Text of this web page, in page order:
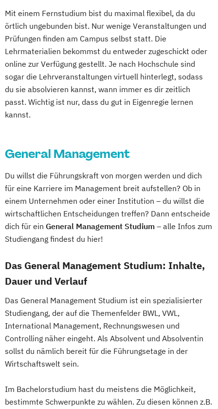
Business Administration (DE/EN)
Digital Business (DE/EN)
Digitale Betriebswirtschaftslehre
Entrepreneurship (DE/EN)
Finance
Accounting und Taxation (DE/EN)
General Management
IT-Betriebswirt/in
IT-Management
Immobilien­wirtschaft
Projektmanagement (DE/EN)
Public Management Ökonom/in
Mit einem Fernstudium bist du maximal flexibel, da du
örtlich ungebunden bist. Nur wenige Veranstaltungen und
Prüfungen finden am Campus selbst statt. Die
Lehrmaterialien bekommst du entweder zugeschickt oder
online zur Verfügung gestellt. Je nach Hochschule sind
sogar die Lehrveranstaltungen virtuell hinterlegt, sodass
du sie absolvieren kannst, wann immer es dir zeitlich
passt. Wichtig ist nur, dass du gut in Eigenregie lernen
kannst.
General Management
Du willst die Führungskraft von morgen werden und dich
für eine Karriere im Management breit aufstellen? Ob in
einem Unternehmen oder einer Institution – du willst die
wirtschaftlichen Entscheidungen treffen? Dann entscheide
dich für ein General Management Studium – alle Infos zum
Studiengang findest du hier!
Das General Management Studium: Inhalte,
Dauer und Verlauf
Das General Management Studium ist ein spezialisierter
Studiengang, der auf die Themenfelder BWL, VWL,
International Management, Rechnungswesen und
Controlling näher eingeht. Als Absolvent und Absolventin
sollst du nämlich bereit für die Führungsetage in der
Wirtschaftswelt sein.
Im Bachelorstudium hast du meistens die Möglichkeit,
bestimmte Schwerpunkte zu wählen. Zu diesen können z.B.